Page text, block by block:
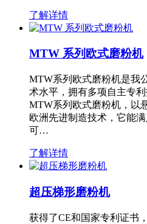
了解详情
MTW 系列欧式磨粉机
MTW系列欧式磨粉机是我
术水平，拥有多项自主专
MTW系列欧式磨粉机，以
欧洲先进制造技术，它能
可…
了解详情
超压梯形磨粉机
获得了CE和国家专利证书